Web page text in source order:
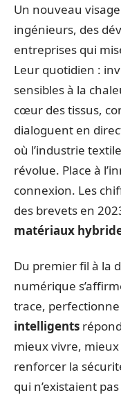
Un nouveau
ingénieurs, des
entreprises qui
Leur quotidien :
sensibles à la
cœur des tissus,
dialoguent en
où l’industrie
révolue. Place à
connexion. Les
des brevets en
matériaux
Du premier fil à la
numérique
trace,
intelligents
mieux vivre,
renforcer la
qui n’existaient